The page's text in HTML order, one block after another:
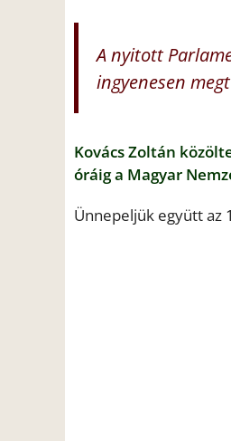
A nyitott
ingyenesen
Kovács Zoltán
óráig a Magyar
Ünnepeljük együtt az